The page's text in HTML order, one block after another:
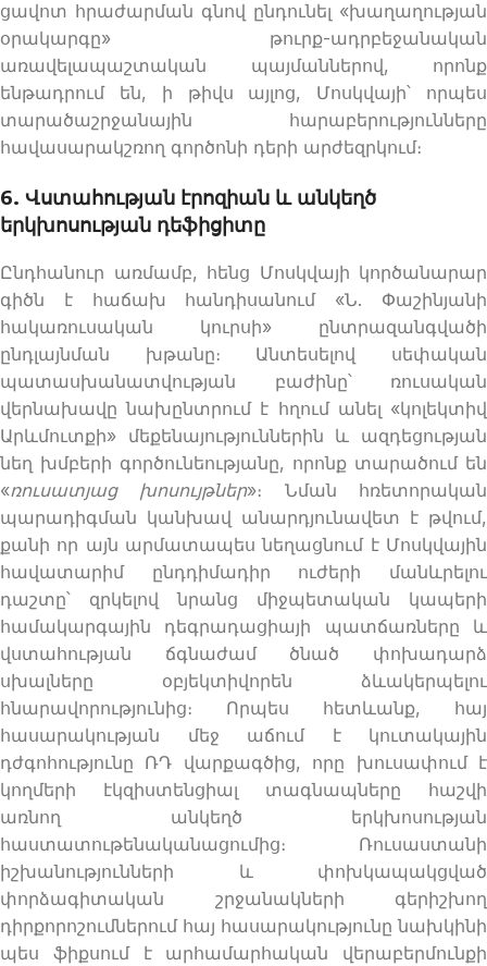
ցավոտ հրաժարման գնով ընդունել «խաղաղության
օրակարգը» թուրք-ադրբեջանական
առավելապաշտական պայմաններով, որոնք
ենթադրում են, ի թիվս այլոց, Մոսկվայի՝ որպես
տարածաշրջանային հարաբերությունները
հավասարակշռող գործոնի դերի արժեզրկում։
6. Վստահության էրոզիան և անկեղծ
երկխոսության դեֆիցիտը
Ընդհանուր առմամբ, հենց Մոսկվայի կործանարար
գիծն է հաճախ հանդիսանում «Ն. Փաշինյանի
հակառուսական կուրսի» ընտրազանգվածի
ընդլայնման խթանը։ Անտեսելով սեփական
պատասխանատվության բաժինը՝ ռուսական
վերնախավը նախընտրում է հղում անել «կոլեկտիվ
Արևմուտքի» մեքենայություններին և ազդեցության
նեղ խմբերի գործունեությանը, որոնք տարածում են
«ռուսատյաց խոսույթներ»։ Նման հռետորական
պարադիգման կանխավ անարդյունավետ է թվում,
քանի որ այն արմատապես նեղացնում է Մոսկվային
հավատարիմ ընդդիմադիր ուժերի մանևրելու
դաշտը՝ զրկելով նրանց միջպետական կապերի
համակարգային դեգրադացիայի պատճառները և
վստահության ճգնաժամ ծնած փոխադարձ
սխալները օբյեկտիվորեն ձևակերպելու
հնարավորությունից։ Որպես հետևանք, հայ
հասարակության մեջ աճում է կուտակային
դժգոհությունը ՌԴ վարքագծից, որը խուսափում է
կողմերի էկզիստենցիալ տագնապները հաշվի
առնող անկեղծ երկխոսության
հաստատութենականացումից։ Ռուսաստանի
իշխանությունների և փոխկապակցված
փորձագիտական շրջանակների գերիշխող
դիրքորոշումներում հայ հասարակությունը նախկինի
պես ֆիքսում է արհամարհական վերաբերմունքի